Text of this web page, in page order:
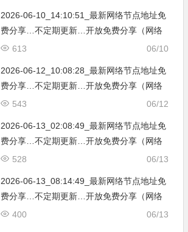
2026-06-10_14:10:51_最新网络节点地址免
费分享…不定期更新…开放免费分享（网络
免费节点香港|日本|韩国|新加坡|台湾|马来西
06/10
613
2026-06-12_10:08:28_最新网络节点地址免
费分享…不定期更新…开放免费分享（网络
免费节点香港|日本|韩国|新加坡|台湾|马来西
06/12
543
2026-06-13_02:08:49_最新网络节点地址免
费分享…不定期更新…开放免费分享（网络
免费节点香港|日本|韩国|新加坡|台湾|马来西
06/13
528
2026-06-13_08:14:49_最新网络节点地址免
费分享…不定期更新…开放免费分享（网络
免费节点香港|日本|韩国|新加坡|台湾|马来西
06/13
400